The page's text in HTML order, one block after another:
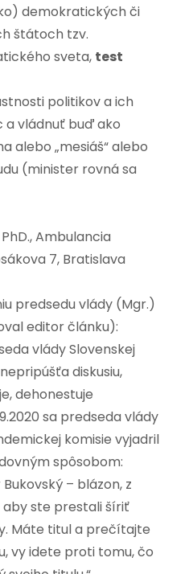
demokratických či
štátoch tzv.
sveta, test
politikov a ich
vládnuť buď ako
alebo „mesiáš“ alebo
(minister rovná sa
PhD., Ambulancia
7, Bratislava
predsedu vlády (Mgr.)
editor článku):
vlády Slovenskej
diskusiu,
dehonestuje
sa predseda vlády
komisie vyjadril
spôsobom:
– blázon, z
ste prestali šíriť
Máte titul a prečítajte
vy idete proti tomu, čo